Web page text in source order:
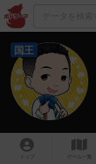
国王
トップ ゲーム一覧